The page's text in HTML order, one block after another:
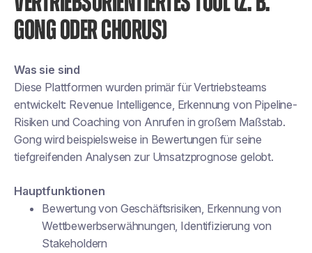
GONG ODER CHORUS)
Was sie sind
Diese Plattformen wurden primär für Vertriebsteams
entwickelt: Revenue Intelligence, Erkennung von Pipeline-
Risiken und Coaching von Anrufen in großem Maßstab.
Gong wird beispielsweise in Bewertungen für seine
tiefgreifenden Analysen zur Umsatzprognose gelobt.
Hauptfunktionen
Bewertung von Geschäftsrisiken, Erkennung von
Wettbewerbserwähnungen, Identifizierung von
Stakeholdern